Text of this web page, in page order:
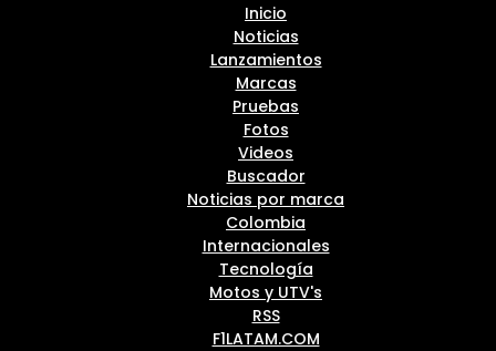
Inicio
Noticias
Lanzamientos
Marcas
Pruebas
Fotos
Videos
Buscador
Noticias por marca
Colombia
Internacionales
Tecnología
Motos y UTV's
RSS
F1LATAM.COM